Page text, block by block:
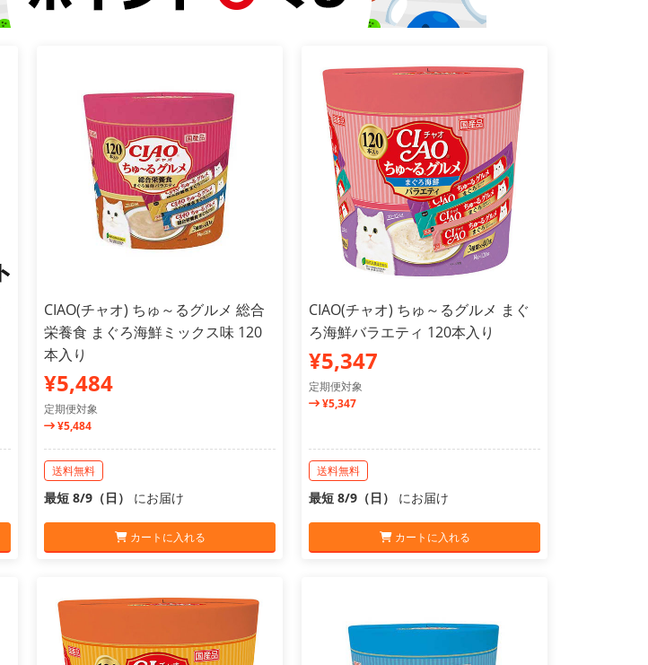
CIAO(チャオ) ちゅ～るグルメ 総合
栄養食 まぐろ海鮮ミックス味 120
本入り
¥5,484
定期便対象
¥5,484
送料無料
最短 8/9（日） にお届け
カートに入れる
CIAO(チャオ) ちゅ～るグルメ まぐ
ろ海鮮バラエティ 120本入り
¥5,347
定期便対象
¥5,347
送料無料
最短 8/9（日） にお届け
カートに入れる